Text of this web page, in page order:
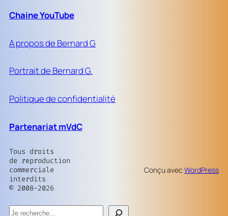
Chaine YouTube
A propos de Bernard G
Portrait de Bernard G.
Politique de confidentialité
Partenariat mVdC
Tous droits
de reproduction
commerciale
interdits
© 2008-2026
Conçu avec WordPress
Rechercher